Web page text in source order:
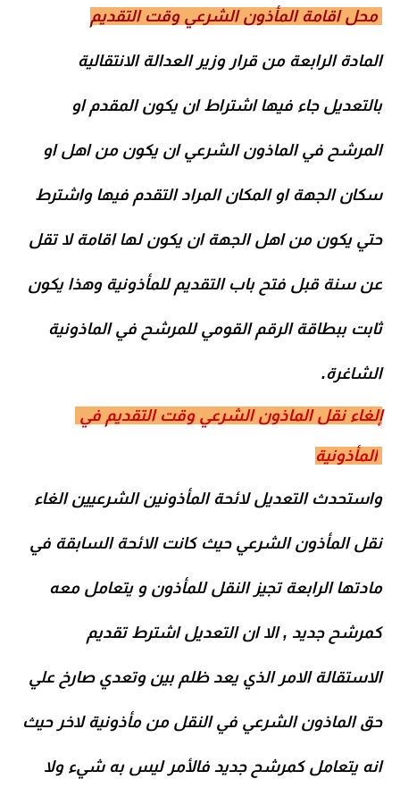
محل اقامة المأذون الشرعي وقت التقديم
المادة الرابعة من قرار وزير العدالة الانتقالية
بالتعديل جاء فيها اشتراط ان يكون المقدم او
المرشح في الماذون الشرعي ان يكون من اهل او
سكان الجهة او المكان المراد التقدم فيها واشترط
حتي يكون من اهل الجهة ان يكون لها اقامة لا تقل
عن سنة قبل فتح باب التقديم للمأذونية وهذا يكون
ثابت ببطاقة الرقم القومي للمرشح في الماذونية
الشاغرة.
واستحدث التعديل لائحة المأذونين الشرعيين الغاء
نقل المأذون الشرعي حيث كانت الائحة السابقة في
مادتها الرابعة تجيز النقل للمأذون و يتعامل معه
كمرشح جديد , الا ان التعديل اشترط تقديم
الاستقالة الامر الذي يعد ظلم بين وتعدي صارخ علي
حق الماذون الشرعي في النقل من مأذونية لاخر حيث
انه يتعامل كمرشح جديد فالأمر ليس به شيء ولا